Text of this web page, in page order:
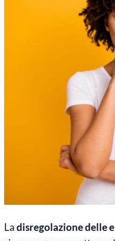
Ladisregolazione delle